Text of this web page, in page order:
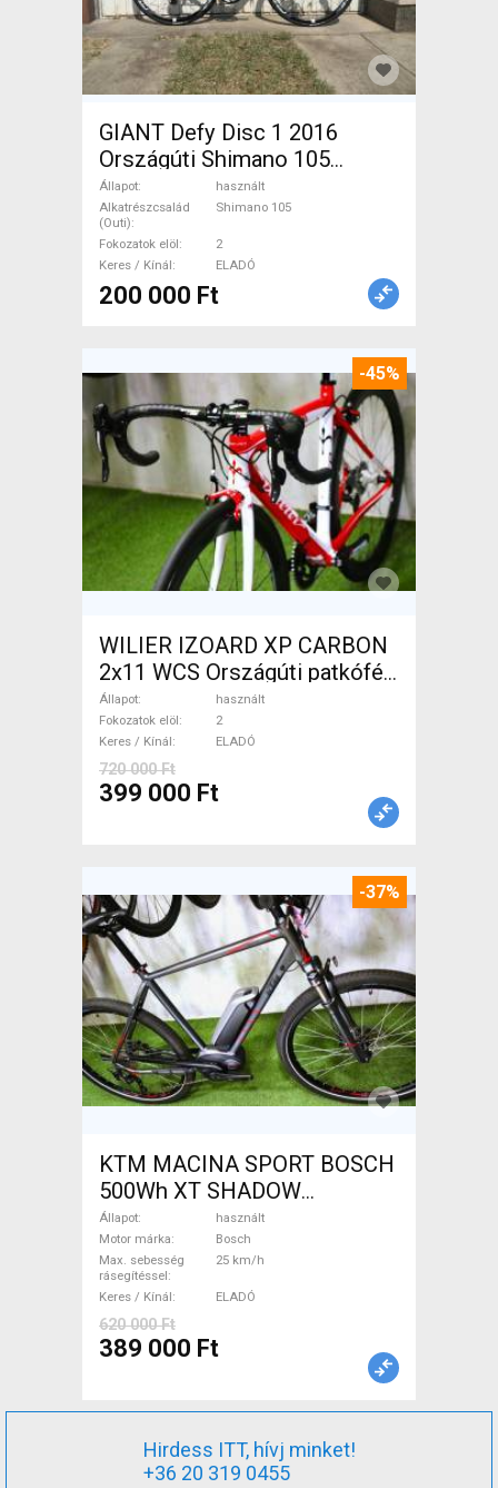
GIANT Defy Disc 1 2016
Országúti Shimano 105
tárcsafék használt ELADÓ
Állapot
használt
Alkatrészcsalád
(Outi)
Shimano 105
Fokozatok elöl
2
Keres / Kínál
ELADÓ
200 000 Ft
-45%
WILIER IZOARD XP CARBON
2x11 WCS Országúti patkófék
használt ELADÓ
Állapot
használt
Fokozatok elöl
2
Keres / Kínál
ELADÓ
720 000 Ft
399 000 Ft
-37%
KTM MACINA SPORT BOSCH
500Wh XT SHADOW
Elektromos Trekking/cross
25 km/h Bosch használt
ELADÓ
Állapot
használt
Motor márka
Bosch
Max. sebesség
rásegítéssel
25 km/h
Keres / Kínál ELADÓ
620 000 Ft
389 000 Ft
Hirdess ITT, hívj minket!
+36 20 319 0455